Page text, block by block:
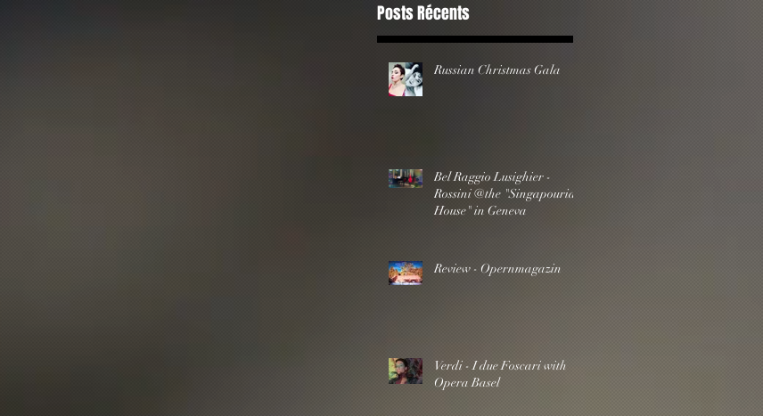
Posts Récents
Russian Christmas Gala
Bel Raggio Lusighier -
Rossini @the "Singapourian
House" in Geneva
Review - Opernmagazin
Verdi - I due Foscari with
Opera Basel